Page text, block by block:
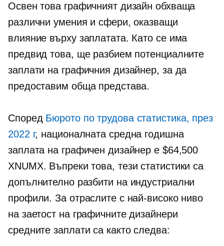
Освен това графичният дизайн обхваща
различни умения и сфери, оказващи
влияние върху заплатата. Като се има
предвид това, ще разбием потенциалните
заплати на графичния дизайнер, за да
предоставим обща представа.
Според Бюрото по трудова статистика, през
2022 г, националната средна годишна
заплата на графичен дизайнер е $64,500
XNUMX. Въпреки това, тези статистики са
допълнително разбити на индустриални
профили. За отраслите с най-високо ниво
на заетост на графичните дизайнери
средните заплати са както следва: